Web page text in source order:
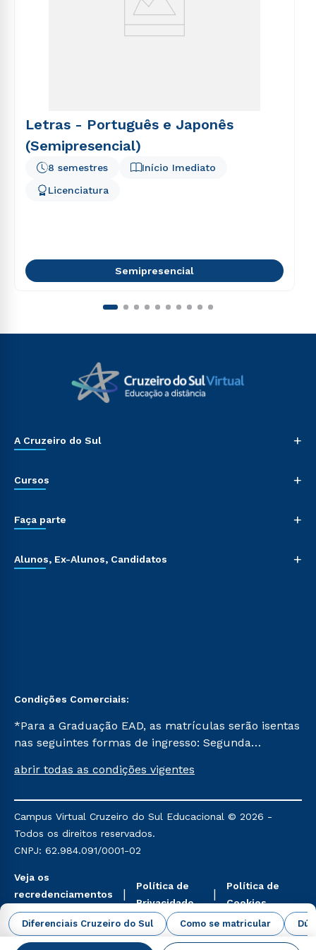
Diferenciais Cruzeiro do Sul Como se matricular
Letras - Português e Japonês
(Semipresencial)
Início Imediato
8 semestres
Licenciatura
Semipresencial
A Cruzeiro do Sul +
Cursos +
Faça parte +
Alunos, Ex-Alunos, Candidatos +
Condições Comerciais:
*Para a Graduação EAD, as matrículas serão isentas
nas seguintes formas de ingresso: Segunda
Já para as demais, a taxa de matrícula será de R$
mencionadas são referentes aos cursos: Ensino
Religioso, Geografia para a Docência e Metodologia
do Ensino de História: Questões Atuais.
abrir todas as condições vigentes
Campus Virtual Cruzeiro do Sul Educacional © 2026 -
Todos os direitos reservados.
CNPJ: 62.984.091/0001-02
Veja os
recredenciamentos
aqui
Política de
Privacidade
Política de
Cookies